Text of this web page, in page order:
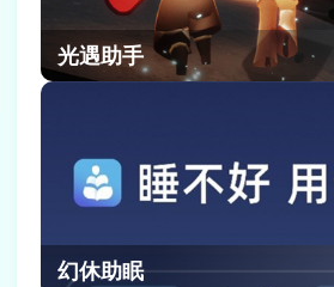
光遇助手
幻休助眠